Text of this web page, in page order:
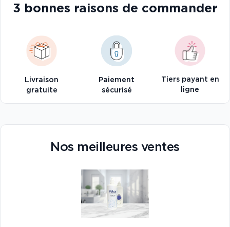
3 bonnes raisons de commander
Livraison
gratuite
Paiement
sécurisé
Tiers payant en
ligne
Nos meilleures ventes